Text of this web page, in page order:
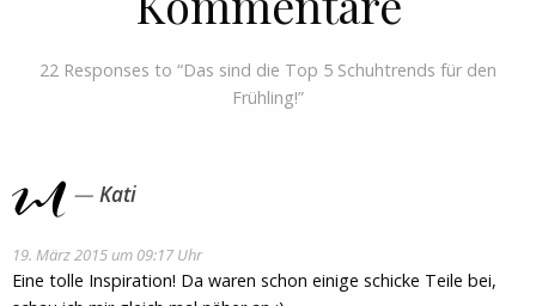
22 Responses to “Das sind die Top 5 Schuhtrends für den
Frühling!”
Kati
19. März 2015 um 09:17 Uhr
Eine tolle Inspiration! Da waren schon einige schicke Teile bei,